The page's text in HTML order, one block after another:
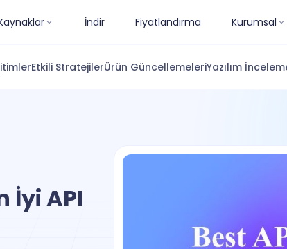
İndir Fiyatlandırma Kurumsal
Etkili StratejilerÜrün GüncellemeleriYazılım
İyi API